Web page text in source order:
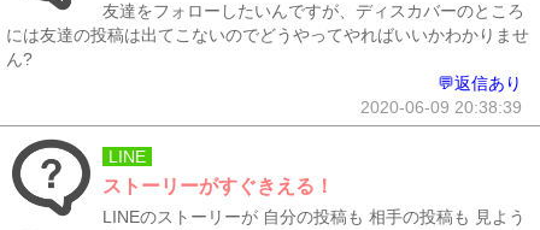
友達をフォローしたいんですが、ディスカバーのところ
には友達の投稿は出てこないのでどうやってやればいいかわかりませ
ん?
💬返信あり
2020-06-09 20:38:39
LINE
ストーリーがすぐきえる！
LINEのストーリーが 自分の投稿も 相手の投稿も 見よう